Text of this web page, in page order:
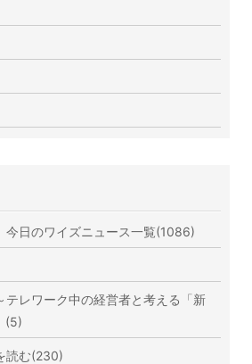
今日のワイズニュース一覧(1086)
テレワーク中の経営者と考える「新
(5)
読む(230)